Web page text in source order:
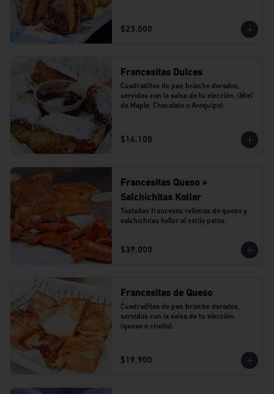
$23.000
Francesitas Dulces
Cuadraditos de pan brioche dorados,
servidos con la salsa de tu elección. (Miel
de Maple, Chocolate o Arequipe).
$14.100
Francesitas Queso +
Salchichitas Koller
Tostadas francesas rellenas de queso y
salchichitas koller al estilo patos.
$39.000
Francesitas de Queso
Cuadraditos de pan brioche dorados,
servidos con la salsa de tu elección.
(queso o criolla).
$19.900